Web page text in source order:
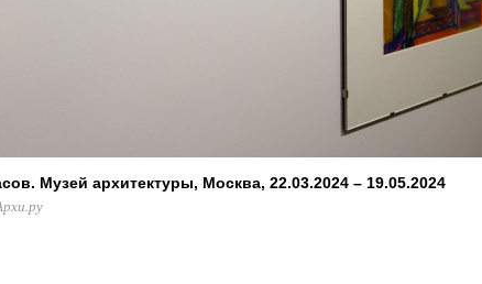
Музей архитектуры, Москва, 22.03.2024 – 19.05.2024